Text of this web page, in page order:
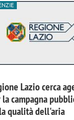
Lazio cerca
campagna
qualità dell'aria
Digital:
l’AI deve